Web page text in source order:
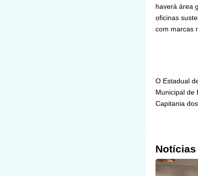
haverá área
oficinas
com marcas
O Estadual
Municipal de
Capitania